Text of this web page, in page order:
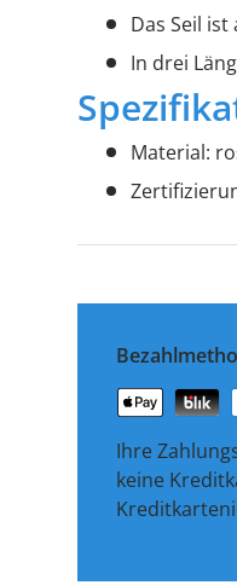
Das Seil
In drei
Material:
Ihre
keine